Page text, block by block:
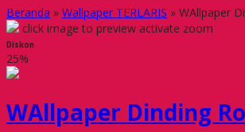
Beranda » Wallpaper TERLARIS » WAllpaper
click image to preview activate zoom
Diskon
25%
WAllpaper Dinding